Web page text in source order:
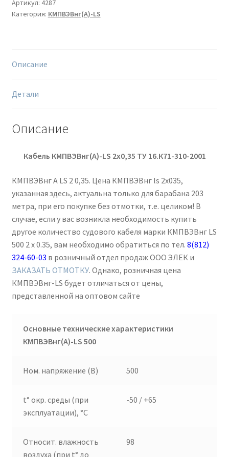
Артикул: 4287
Категория: КМПВЭВнг(А)-LS
Описание
Детали
Описание
Кабель КМПВЭВнг(А)-LS 2х0,35 ТУ 16.К71-310-2001
КМПВЭВнг А LS 2 0,35. Цена КМПВЭВнг ls 2х035,
указанная здесь, актуальна только для барабана 203
метра, при его покупке без отмотки, т.е. целиком! В
случае, если у вас возникла необходимость купить
другое количество судового кабеля марки КМПВЭВнг LS
500 2 х 0.35, вам необходимо обратиться по тел. 8(812)
324-60-03 в розничный отдел продаж ООО ЭЛЕК и
ЗАКАЗАТЬ ОТМОТКУ. Однако, розничная цена
КМПВЭВнг-LS будет отличаться от цены,
представленной на оптовом сайте
Основные технические характеристики
КМПВЭВнг(А)-LS 500
Ном. напряжение (В) 500
t° окр. среды (при
эксплуатации), °C
-50 / +65
Относит. влажность
воздуха (при t° до
98